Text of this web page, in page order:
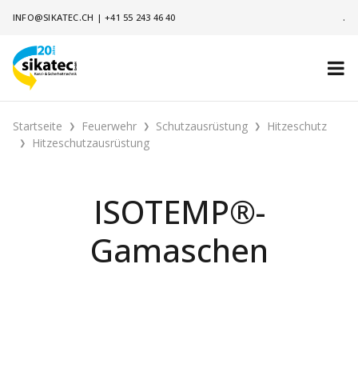
INFO@SIKATEC.CH |+41 55 243 46 40 .
Startseite Feuerwehr Schutzausrüstung
Hitzeschutz
Hitzeschutzausrüstung
ISOTEMP®-
Gamaschen